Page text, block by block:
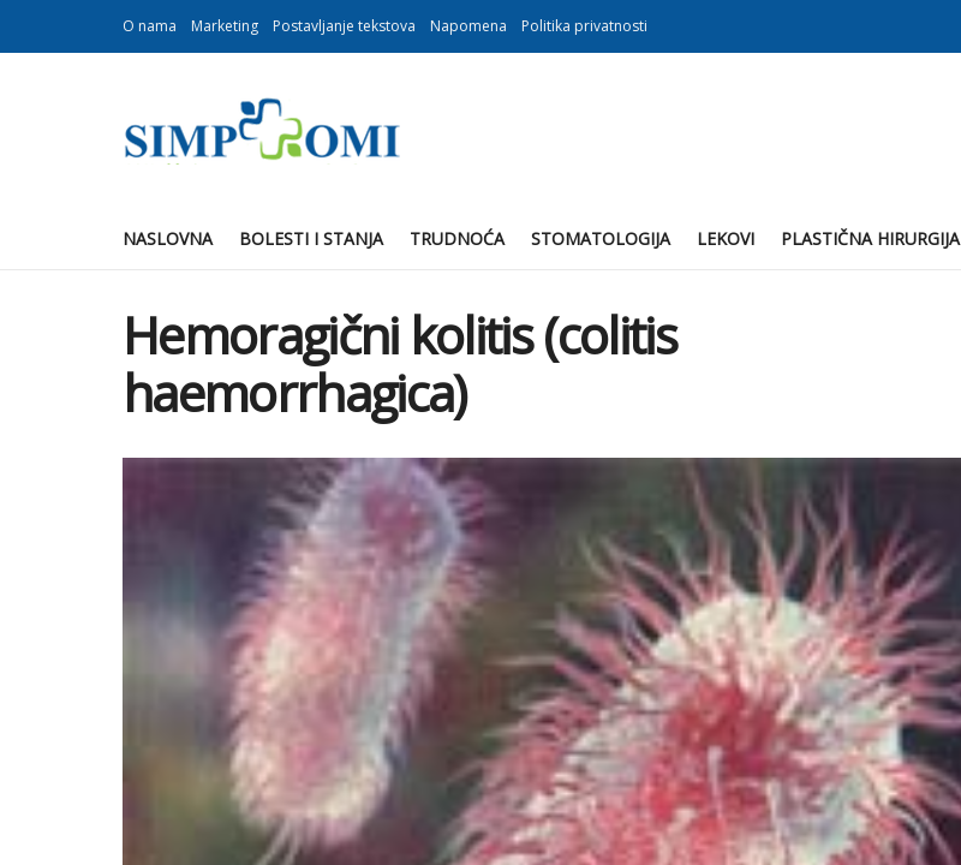
O nama Marketing Postavljanje tekstova Napomena Politika privatnosti
NASLOVNA BOLESTI I STANJA TRUDNOĆA STOMATOLOGIJA LEKOVI PLASTIČNA HIRURGIJA
Hemoragični kolitis (colitis
haemorrhagica)